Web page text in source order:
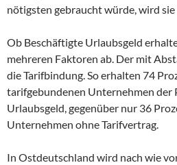
nötigsten gebraucht würde, wird sie
Ob Beschäftigte Urlaubsgeld
mehreren Faktoren ab. Der mit
die Tarifbindung. So erhalten 74
tarifgebundenen Unternehmen
Urlaubsgeld, gegenüber nur 36
Unternehmen ohne Tarifvertrag.
In Ostdeutschland wird nach wie